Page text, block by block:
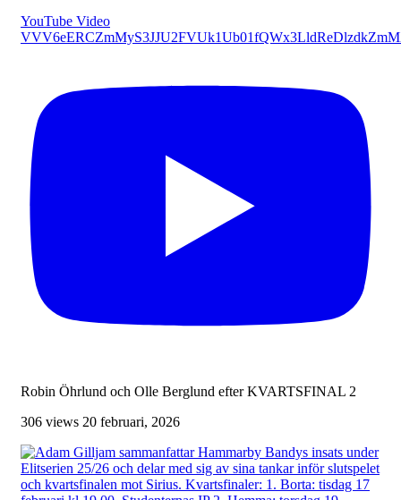
YouTube Video
Robin Öhrlund och Olle Berglund efter KVARTSFINAL 2
306 views 20 februari, 2026